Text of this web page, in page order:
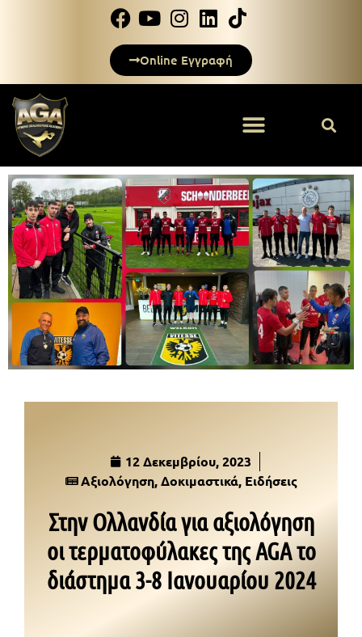
Online Εγγραφή
12 Δεκεμβρίου, 2023
Αξιολόγηση,Δοκιμαστικά, Ειδήσεις
Στην Ολλανδία για αξιολόγηση
οι τερματοφύλακες της AGA το
διάστημα 3-8 Ιανουαρίου 2024